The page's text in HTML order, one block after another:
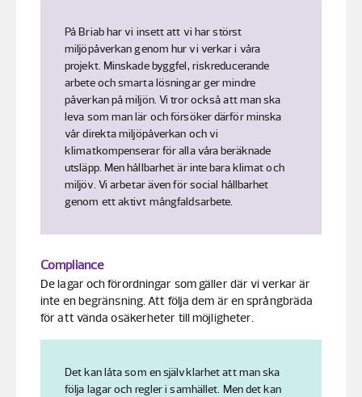
På Briab har vi insett att vi har störst
miljöpåverkan genom hur vi verkar i våra
projekt. Minskade byggfel, riskreducerande
arbete och smarta lösningar ger mindre
påverkan på miljön. Vi tror också att man ska
leva som man lär och försöker därför minska
vår direkta miljöpåverkan och vi
klimatkompenserar för alla våra beräknade
utsläpp. Men hållbarhet är inte bara klimat och
miljöv. Vi arbetar även för social hållbarhet
genom ett aktivt mångfaldsarbete.
Compliance
De lagar och förordningar som gäller där vi verkar är
inte en begränsning. Att följa dem är en språngbräda
för att vända osäkerheter till möjligheter.
Det kan låta som en självklarhet att man ska
följa lagar och regler i samhället. Men det kan